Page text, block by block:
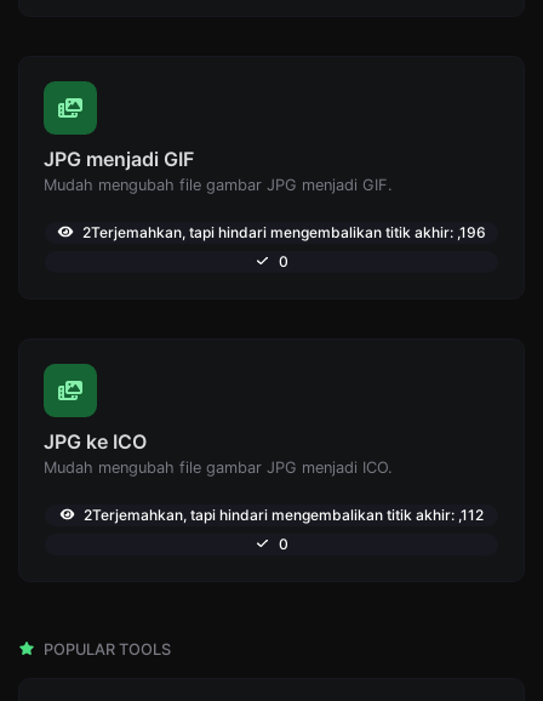
JPG menjadi GIF
Mudah mengubah file gambar JPG menjadi GIF.
2Terjemahkan, tapi hindari mengembalikan titik akhir: ,196
0
JPG ke ICO
Mudah mengubah file gambar JPG menjadi ICO.
2Terjemahkan, tapi hindari mengembalikan titik akhir: ,112
0
POPULAR TOOLS